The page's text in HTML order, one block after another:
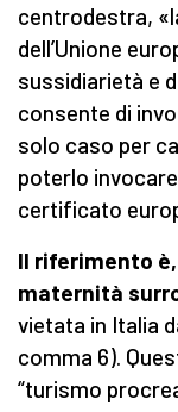
centrodestra,
dell’Unione
sussidiarietà e
consente di
solo caso per
poterlo
certificato
Il riferimento
maternità
vietata in Italia
comma 6).
“turismo